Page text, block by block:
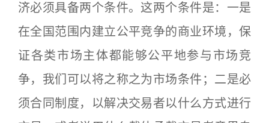
济必须具备两个条件。这两个条件是：一是
在全国范围内建立公平竞争的商业环境，保
证各类市场主体都能够公平地参与市场竞
争，我们可以将之称之为市场条件；二是必
须合同制度，以解决交易者以什么方式进行